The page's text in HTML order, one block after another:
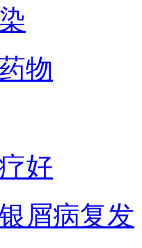
物
好
屑病复发